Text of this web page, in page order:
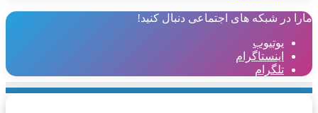
در شبکه های اجتماعی دنبال کنید!
یوتیوب
اینستاگرام
تلگرام